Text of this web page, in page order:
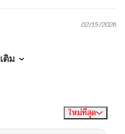
02/15/2026
02/15/2026
ติม
ใหม่ที่สุด